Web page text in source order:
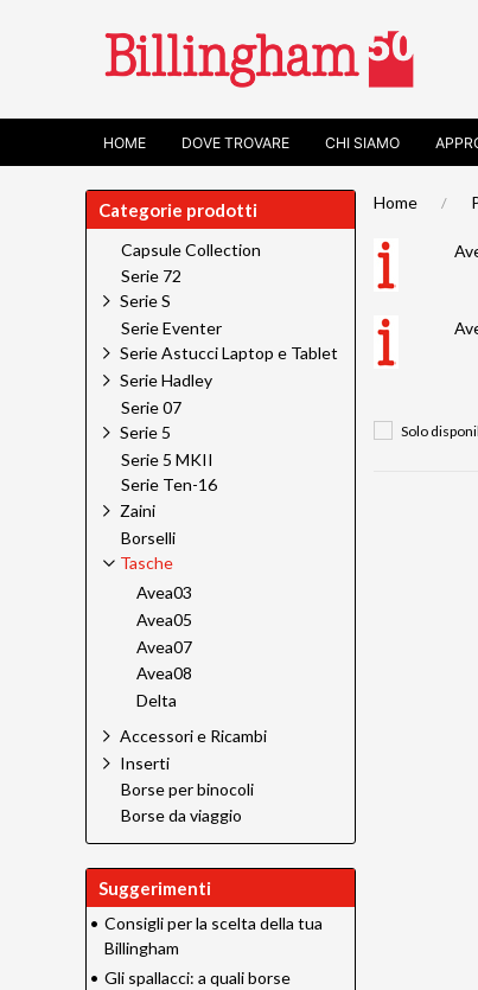
HOME DOVE TROVARE CHI SIAMO
Home
Solo
Categorie prodotti
Capsule Collection
Serie 72
Serie S
Serie Eventer
Serie Astucci Laptop e Tablet
Serie Hadley
Serie 07
Serie 5
Serie 5 MKII
Serie Ten-16
Zaini
Borselli
Tasche
Avea03
Avea05
Avea07
Avea08
Delta
Accessori e Ricambi
Inserti
Borse per binocoli
Borse da viaggio
Suggerimenti
• Consigli per la scelta della tua
Billingham
• Gli spallacci: a quali borse